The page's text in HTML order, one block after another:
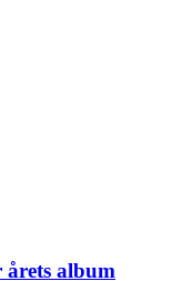
årets album